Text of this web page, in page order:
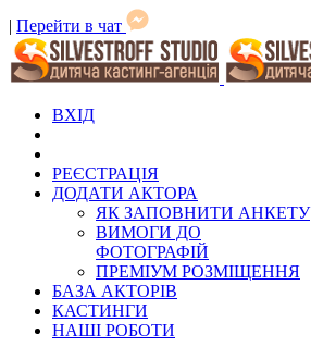
| Перейти в чат
ВХІД
РЕЄСТРАЦІЯ
ДОДАТИ АКТОРА
ЯК ЗАПОВНИТИ АНКЕТУ
ВИМОГИ ДО
ФОТОГРАФІЙ
ПРЕМІУМ РОЗМІЩЕННЯ
БАЗА АКТОРІВ
КАСТИНГИ
НАШІ РОБОТИ